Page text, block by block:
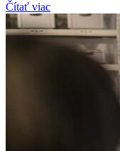
Čítať viac